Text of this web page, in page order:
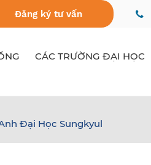
Đăng ký tư vấn
CÁC TRƯỜNG ĐẠI HỌC
Đại Học Sungkyul